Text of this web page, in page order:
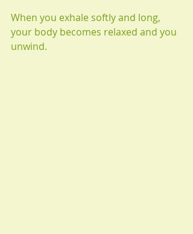
When you exhale softly and long,
your body becomes relaxed and you
unwind.